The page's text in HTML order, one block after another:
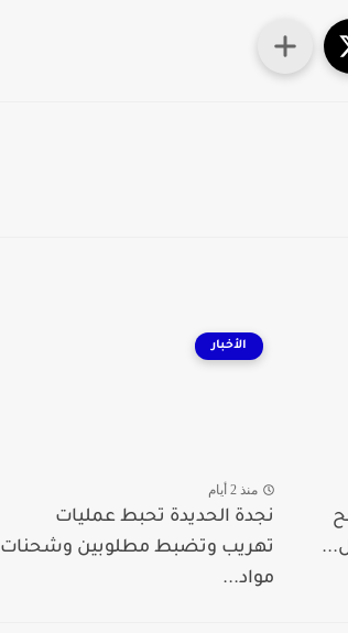
الأخبار
منذ 2 أيام
نجدة الحديدة تحبط عمليات
تهريب وتضبط مطلوبين وشحنات
مواد...